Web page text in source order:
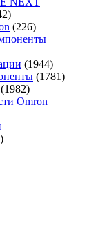
(226)
(1944)
(1781)
(1982)
Omron